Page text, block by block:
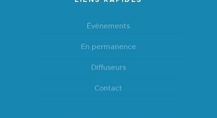
Événements
En permanence
Diffuseurs
Contact